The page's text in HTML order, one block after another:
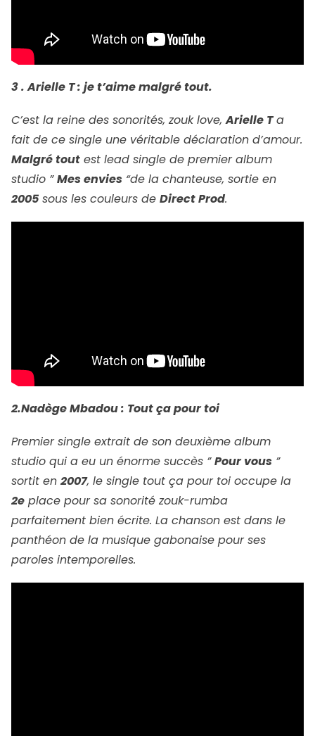
3 . Arielle T : je t’aime malgré tout.
C’est la reine des sonorités, zouk love,Arielle Ta
fait de ce single une véritable déclaration d’amour.
Malgré tout est lead single de premier album
studio ”Mes envies “de la chanteuse, sortie en
2005 sous les couleurs de Direct Prod.
2.Nadège Mbadou : Tout ça pour toi
Premier single extrait de son deuxième album
studio qui a eu un énorme succès ”Pour vous ”
sortit en 2007, le single tout ça pour toi occupe la
2e place pour sa sonorité zouk-rumba
parfaitement bien écrite. La chanson est dans le
panthéon de la musique gabonaise pour ses
paroles intemporelles.